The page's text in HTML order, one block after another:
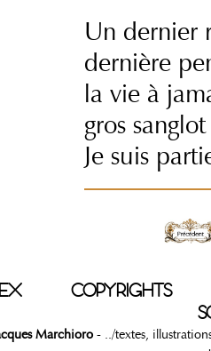
Un dernier
dernière
la vie à
gros
Je suis
COPYRIGHTS
Marchioro - ../textes,